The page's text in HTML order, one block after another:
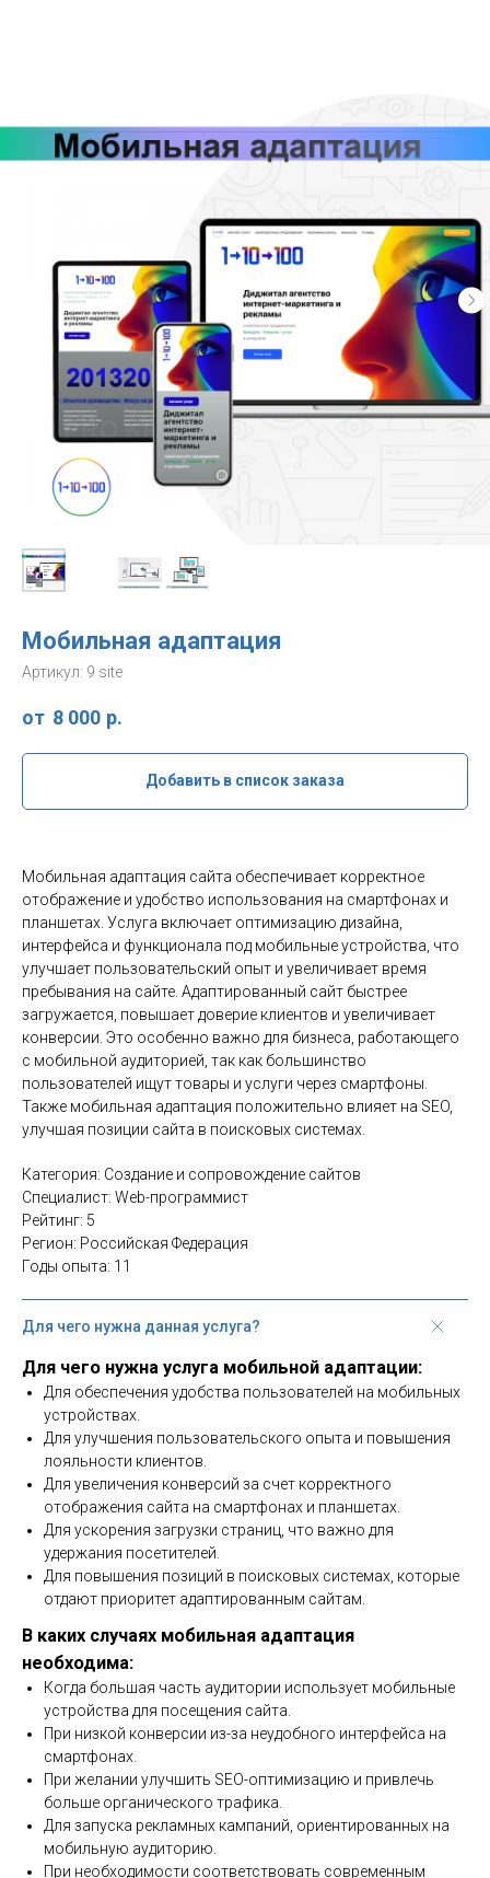
Мобильная адаптация
Артикул: 9 site
8 000 р.
Добавить в список заказа
Мобильная адаптация сайта обеспечивает корректное
отображение и удобство использования на смартфонах и
планшетах. Услуга включает оптимизацию дизайна,
интерфейса и функционала под мобильные устройства, что
улучшает пользовательский опыт и увеличивает время
пребывания на сайте. Адаптированный сайт быстрее
загружается, повышает доверие клиентов и увеличивает
конверсии. Это особенно важно для бизнеса, работающего
с мобильной аудиторией, так как большинство
пользователей ищут товары и услуги через смартфоны.
Также мобильная адаптация положительно влияет на SEO,
улучшая позиции сайта в поисковых системах.
Категория: Создание и сопровождение сайтов
Специалист: Web-программист
Рейтинг: 5
Регион: Российская Федерация
Годы опыта: 11
Для чего нужна данная услуга?
Для чего нужна услуга мобильной адаптации:
Для обеспечения удобства пользователей на мобильных
устройствах.
Для улучшения пользовательского опыта и повышения
лояльности клиентов.
Для увеличения конверсий за счет корректного
отображения сайта на смартфонах и планшетах.
Для ускорения загрузки страниц, что важно для
удержания посетителей.
Для повышения позиций в поисковых системах, которые
отдают приоритет адаптированным сайтам.
В каких случаях мобильная адаптация
необходима:
Когда большая часть аудитории использует мобильные
устройства для посещения сайта.
При низкой конверсии из-за неудобного интерфейса на
смартфонах.
При желании улучшить SEO-оптимизацию и привлечь
больше органического трафика.
Для запуска рекламных кампаний, ориентированных на
мобильную аудиторию.
При необходимости соответствовать современным